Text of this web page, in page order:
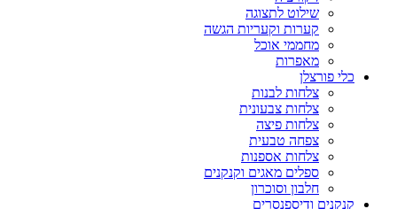
שילוט לתצוגה
קערות וקעריות הגשה
מחממי אוכל
מאפרות
כלי פורצלן
צלחות לבנות
צלחות צבעונית
צלחות פיצה
צפחה טבעית
צלחות אספנות
ספלים מאגים וקנקנים
חלבון וסוכרון
קנקנים ודיספנסרים